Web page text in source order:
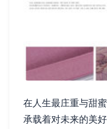
在人生最庄重与甜
承载着对未来的美